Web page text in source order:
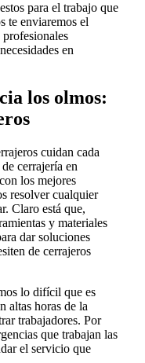
para el trabajo que
te enviaremos el
profesionales
en
los olmos:
cuidan cada
cerrajería en
los mejores
resolver cualquier
Claro está que,
y materiales
dar soluciones
de cerrajeros
lo difícil que es
altas horas de la
trabajadores. Por
que trabajan las
el servicio que